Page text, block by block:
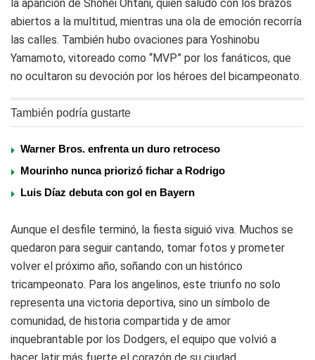
la aparición de Shohei Ohtani, quien saludó con los brazos
abiertos a la multitud, mientras una ola de emoción recorría
las calles. También hubo ovaciones para Yoshinobu
Yamamoto, vitoreado como “MVP” por los fanáticos, que
no ocultaron su devoción por los héroes del bicampeonato.
También podría gustarte
Warner Bros. enfrenta un duro retroceso
Mourinho nunca priorizó fichar a Rodrigo
Luis Díaz debuta con gol en Bayern
Aunque el desfile terminó, la fiesta siguió viva. Muchos se
quedaron para seguir cantando, tomar fotos y prometer
volver el próximo año, soñando con un histórico
tricampeonato. Para los angelinos, este triunfo no solo
representa una victoria deportiva, sino un símbolo de
comunidad, de historia compartida y de amor
inquebrantable por los Dodgers, el equipo que volvió a